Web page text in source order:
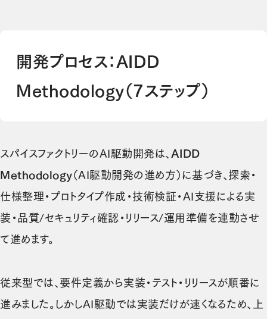
開発プロセス：AIDD
Methodology（7ステップ）
スパイスファクトリーのAI駆動開発は、 AIDD
Methodology（AI駆動開発の進め方）に基づき、探索・
仕様整理・プロトタイプ作成・技術検証・AI支援による実
装・品質/セキュリティ確認・リリース/運用準備を連動させ
て進めます。
従来型では、要件定義から実装・テスト・リリースが順番に
進みました。しかしAI駆動では実装だけが速くなるため、上